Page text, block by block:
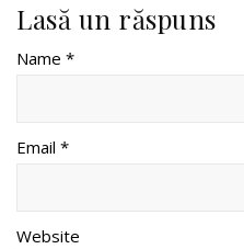
Lasă un răspuns
Name *
Email *
Website